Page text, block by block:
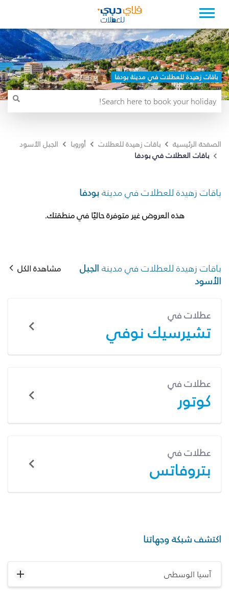
باقات زهيدة للعطلات في مدينة بودفا
الصفحة الرئيسية باقات زهيدة للعطلات أوروبا
الجبل الأسود
باقات العطلات في بودفا
باقات زهيدة للعطلات في مدينة بودفا
هذه العروض غير متوفرة حاليًا في منطقتك.
باقات زهيدة للعطلات في مدينة الجبل
الأسود
مشاهدة الكل
عطلات في
تشيرسيك نوفي
عطلات في
كوتور
عطلات في
بتروفاتس
اكتشف شبكة وجهاتنا
آسيا الوسطى